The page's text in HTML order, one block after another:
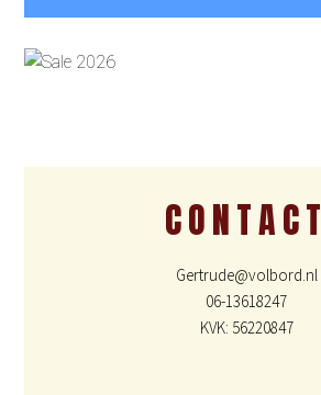
CONTACT
Gertrude@volbord.nl
06-13618247
KVK: 56220847